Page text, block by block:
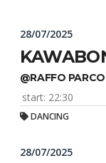
28/07/2025
@RAFFO
start: 22:30
DANCING
28/07/2025